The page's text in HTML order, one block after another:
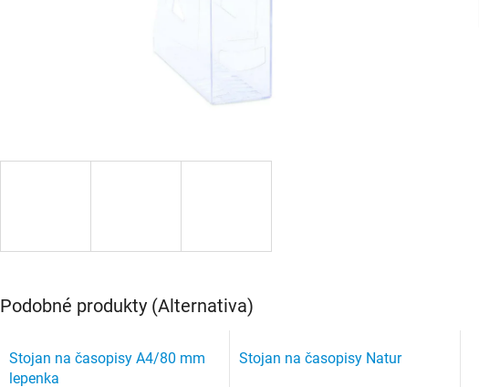
Podobné produkty (Alternativa)
Stojan na časopisy A4/80 mm
lepenka
Stojan na časopisy Natur